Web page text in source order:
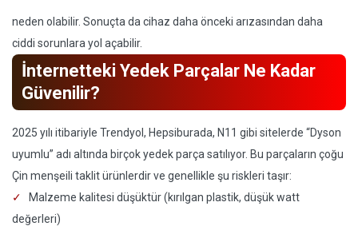
neden olabilir. Sonuçta da cihaz daha önceki arızasından daha
ciddi sorunlara yol açabilir.
İnternetteki Yedek Parçalar Ne Kadar
Güvenilir?
2025 yılı itibariyle Trendyol, Hepsiburada, N11 gibi sitelerde “Dyson
uyumlu” adı altında birçok yedek parça satılıyor. Bu parçaların çoğu
Çin menşeili taklit ürünlerdir ve genellikle şu riskleri taşır:
Malzeme kalitesi düşüktür (kırılgan plastik, düşük watt
değerleri)